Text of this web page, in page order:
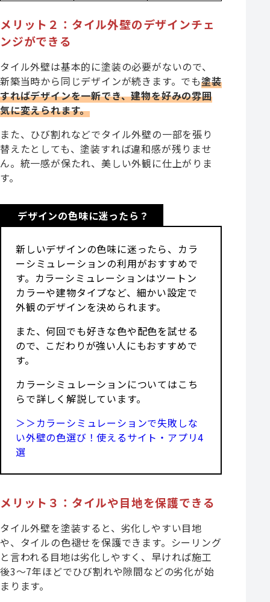
メリット２：タイル外壁のデザインチェ
ンジができる
タイル外壁は基本的に塗装の必要がないので、
新築当時から同じデザインが続きます。でも塗装
すればデザインを一新でき、建物を好みの雰囲
気に変えられます。
また、ひび割れなどでタイル外壁の一部を張り
替えたとしても、塗装すれば違和感が残りませ
ん。統一感が保たれ、美しい外観に仕上がりま
す。
デザインの色味に迷ったら？
新しいデザインの色味に迷ったら、カラ
ーシミュレーションの利用がおすすめで
す。カラーシミュレーションはツートン
カラーや建物タイプなど、細かい設定で
外観のデザインを決められます。
また、何回でも好きな色や配色を試せる
ので、こだわりが強い人にもおすすめで
す。
カラーシミュレーションについてはこち
らで詳しく解説しています。
＞＞カラーシミュレーションで失敗しな
い外壁の色選び！使えるサイト・アプリ4
選
メリット３：タイルや目地を保護できる
タイル外壁を塗装すると、劣化しやすい目地
や、タイルの色褪せを保護できます。シーリング
と言われる目地は劣化しやすく、早ければ施工
後3〜7年ほどでひび割れや隙間などの劣化が始
まります。